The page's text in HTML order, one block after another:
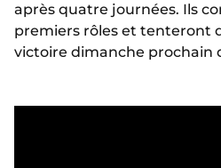
après quatre journées. Ils
premiers rôles et tenteront
victoire dimanche prochain